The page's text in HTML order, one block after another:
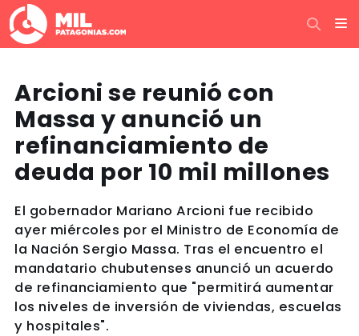
Arcioni se reunió con
Massa y anunció un
refinanciamiento de
deuda por 10 mil millones
El gobernador Mariano Arcioni fue recibido
ayer miércoles por el Ministro de Economía de
la Nación Sergio Massa. Tras el encuentro el
mandatario chubutenses anunció un acuerdo
de refinanciamiento que "permitirá aumentar
los niveles de inversión de viviendas, escuelas
y hospitales".